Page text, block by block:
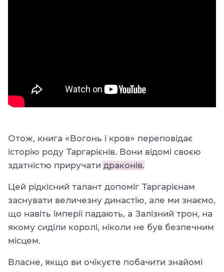
Отож, книга «Вогонь і кров» переповідає
історію роду Таргарієнів. Вони відомі своєю
здатністю приручати драконів.
Цей рідкісний талант допоміг Таргарієнам
заснувати величезну династію, але ми знаємо,
що навіть імперії падають, а Залізний трон, на
якому сиділи королі, ніколи не був безпечним
місцем.
Власне, якщо ви очікуєте побачити знайомі